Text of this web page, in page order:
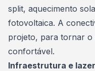
split, aquecimento
fotovoltaica. A
projeto, para tornar o
confortável.
Infraestrutura e lazer